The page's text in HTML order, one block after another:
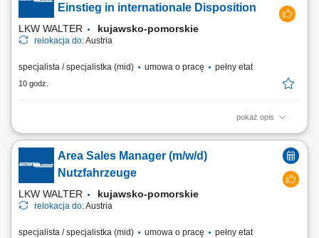
na obiekcie. Dbaniu o stały ład, porządek i bezpieczeństwo w obszarze
prowadzenia robót....
Einstieg in internationale Disposition
LKW WALTER kujawsko-pomorskie
relokacja do:Austria
specjalista / specjalistka (mid) umowa o pracę pełny etat
10 godz.
pokaż opis
Stellenbeschreibung Deine Aufgaben Transportabwicklung: Nach der
übergeordneten Transportplanung übernimmst du die tägliche
Disposition und begleitest internationale Transporte zuverlässig durch
die operative Abwicklung; Wirtschaftliche Entscheidungen: Du
vergleichst verfügbare...
Area Sales Manager (m/w/d)
Nutzfahrzeuge
LKW WALTER kujawsko-pomorskie
relokacja do:Austria
specjalista / specjalistka (mid) umowa o pracę pełny etat